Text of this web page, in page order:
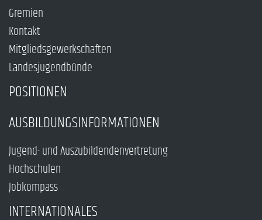
Gremien
Kontakt
Mitgliedsgewerkschaften
Landesjugendbünde
POSITIONEN
AUSBILDUNGSINFORMATIONEN
Jugend- und Auszubildendenvertretung
Hochschulen
Jobkompass
INTERNATIONALES